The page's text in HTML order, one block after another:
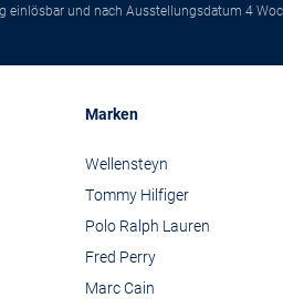
einlösbar und nach Ausstellungsdatum 4
Marken
Wellensteyn
Tommy Hilfiger
Polo Ralph Lauren
Fred Perry
Marc Cain